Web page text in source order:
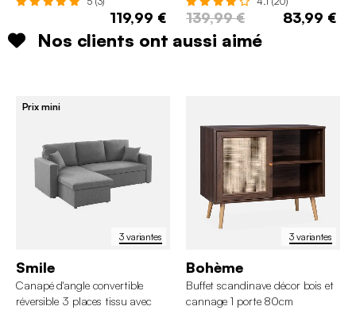
119,99 € 139,99 € 83,99 €
Nos clients ont aussi aimé
3 variantes
Prix mini
Smile
Canapé d'angle convertible
réversible 3 places tissu avec
3 variantes
Bohème
Buffet scandinave décor bois et
cannage 1 porte 80cm